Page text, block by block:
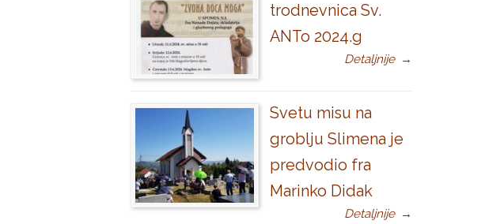
trodnevnica Sv.
ANTo 2024.g
Detaljnije →
Svetu misu na
groblju Slimena je
predvodio fra
Marinko Didak
Detaljnije →